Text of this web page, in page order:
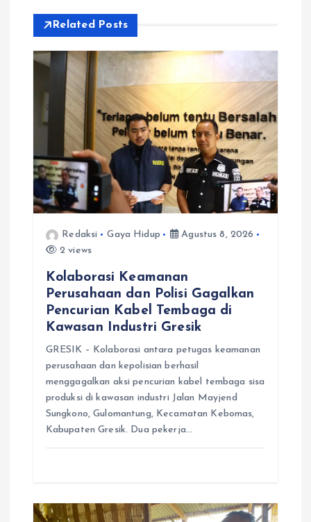
o
s
Related Posts
Redaksi Gaya Hidup
Agustus 8, 2026
2 views
Kolaborasi Keamanan
Perusahaan dan Polisi Gagalkan
Pencurian Kabel Tembaga di
Kawasan Industri Gresik
GRESIK – Kolaborasi antara petugas keamanan
perusahaan dan kepolisian berhasil
menggagalkan aksi pencurian kabel tembaga sisa
produksi di kawasan industri Jalan Mayjend
Sungkono, Gulomantung, Kecamatan Kebomas,
Kabupaten Gresik. Dua pekerja…